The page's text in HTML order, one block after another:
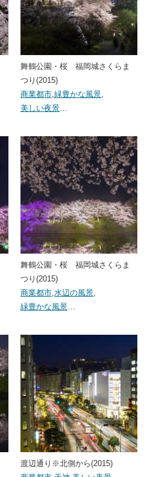
舞鶴公園・桜 福岡城さくらま
つり(2015)
商業都市,緑豊かな風景,
美しい夜景…
舞鶴公園・桜 福岡城さくらま
つり(2015)
商業都市,水辺の風景,
緑豊かな風景…
渡辺通り※北側から(2015)